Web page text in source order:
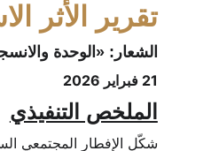
تقرير الأثر
الشعار: «الوحدة
21 فبراير 2026
الملخص التنفيذي